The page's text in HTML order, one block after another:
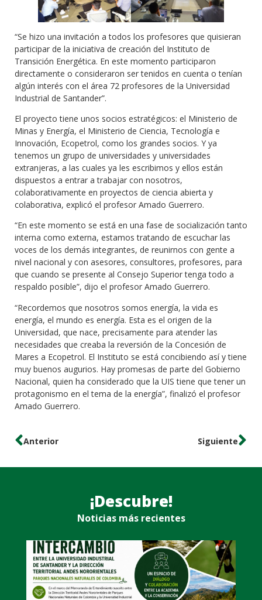
“Se hizo una invitación a todos los profesores que quisieran
participar de la iniciativa de creación del Instituto de
Transición Energética. En este momento participaron
directamente o consideraron ser tenidos en cuenta o tenían
algún interés con el área 72 profesores de la Universidad
Industrial de Santander”.
El proyecto tiene unos socios estratégicos: el Ministerio de
Minas y Energía, el Ministerio de Ciencia, Tecnología e
Innovación, Ecopetrol, como los grandes socios. Y ya
tenemos un grupo de universidades y universidades
extranjeras, a las cuales ya les escribimos y ellos están
dispuestos a entrar a trabajar con nosotros,
colaborativamente en proyectos de ciencia abierta y
colaborativa, explicó el profesor Amado Guerrero.
“En este momento se está en una fase de socialización tanto
interna como externa, estamos tratando de escuchar las
voces de los demás integrantes, de reunirnos con gente a
nivel nacional y con asesores, consultores, profesores, para
que cuando se presente al Consejo Superior tenga todo a
respaldo posible”, dijo el profesor Amado Guerrero.
“Recordemos que nosotros somos energía, la vida es
energía, el mundo es energía. Esta es el origen de la
Universidad, que nace, precisamente para atender las
necesidades que creaba la reversión de la Concesión de
Mares a Ecopetrol. El Instituto se está concibiendo así y tiene
muy buenos augurios. Hay promesas de parte del Gobierno
Nacional, quien ha considerado que la UIS tiene que tener un
protagonismo en el tema de la energía”, finalizó el profesor
Amado Guerrero.
Anterior Siguiente
¡Descubre!
Noticias más recientes